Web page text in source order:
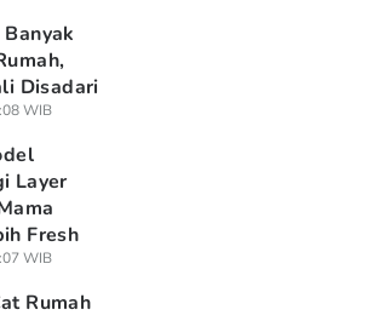
Disadari
WIB
Layer
Fresh
WIB
Rumah